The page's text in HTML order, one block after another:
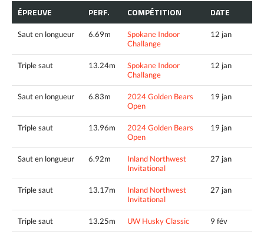
ÉPREUVE PERF. COMPÉTITION DATE
Saut en longueur 6.69m
Spokane Indoor
Challange
12 jan
Triple saut 13.24m
Spokane Indoor
Challange
12 jan
Saut en longueur 6.83m
2024 Golden Bears
Open
19 jan
Triple saut 13.96m
2024 Golden Bears
Open
19 jan
Saut en longueur 6.92m
Inland Northwest
Invitational
27 jan
Triple saut 13.17m
Inland Northwest
Invitational
27 jan
Triple saut 13.25m UW Husky Classic 9 fév